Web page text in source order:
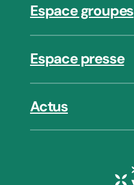
Espace groupes
Espace presse
Actus